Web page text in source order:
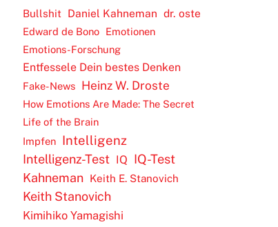
Bullshit Daniel Kahneman dr. oste
Edward de Bono
Emotionen
Emotions-Forschung
Entfessele Dein bestes Denken
Fake-News Heinz W. Droste
How Emotions Are Made: The Secret
Life of the Brain
Impfen
Intelligenz
Intelligenz-Test IQ IQ-Test
Kahneman
Keith E. Stanovich
Keith Stanovich
Kimihiko Yamagishi